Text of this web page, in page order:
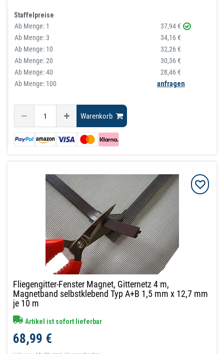
Staffelpreise
Ab Menge: 1
37,94 €
Ab Menge:3
34,16 €
Ab Menge: 10
32,26 €
Ab Menge:20
30,36 €
Ab Menge:40
28,46 €
Ab Menge: 100
anfragen
Warenkorb
Fliegengitter-Fenster Magnet, Gitternetz 4 m,
Magnetband selbstklebend Typ A+B 1,5 mm x 12,7 mm
je 10 m
Artikel ist sofort lieferbar
68,99 €